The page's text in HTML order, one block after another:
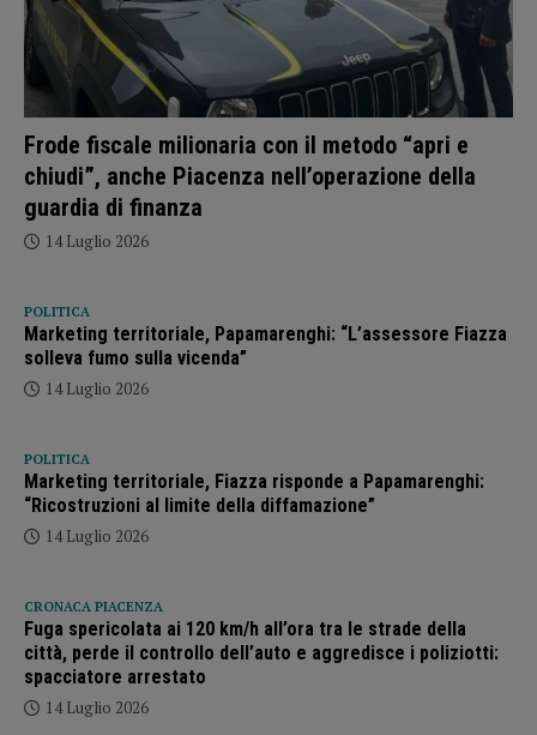
Frode fiscale milionaria con il metodo “apri e
chiudi”, anche Piacenza nell’operazione della
guardia di finanza
14 Luglio 2026
POLITICA
Marketing territoriale, Papamarenghi: “L’assessore Fiazza
solleva fumo sulla vicenda”
14 Luglio 2026
POLITICA
Marketing territoriale, Fiazza risponde a Papamarenghi:
“Ricostruzioni al limite della diffamazione”
14 Luglio 2026
CRONACA PIACENZA
Fuga spericolata ai 120 km/h all’ora tra le strade della
città, perde il controllo dell’auto e aggredisce i poliziotti:
spacciatore arrestato
14 Luglio 2026